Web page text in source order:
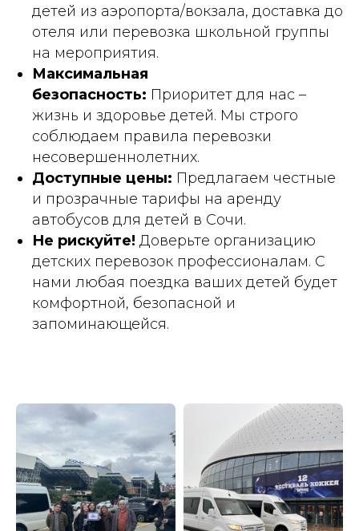
детей из аэропорта/вокзала, доставка до
отеля или перевозка школьной группы
на мероприятия.
Максимальная
безопасность: Приоритет для нас –
жизнь и здоровье детей. Мы строго
соблюдаем правила перевозки
несовершеннолетних.
Доступные цены: Предлагаем честные
и прозрачные тарифы на аренду
автобусов для детей в Сочи.
Не рискуйте! Доверьте организацию
детских перевозок профессионалам. С
нами любая поездка ваших детей будет
комфортной, безопасной и
запоминающейся.